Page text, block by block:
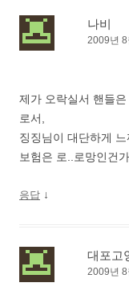
나비
2009년 8
제가 오락실서 핸들
로서,
징징님이 대단하게
보험은 로..로망인건
응답 ↓
대포고
2009년 8